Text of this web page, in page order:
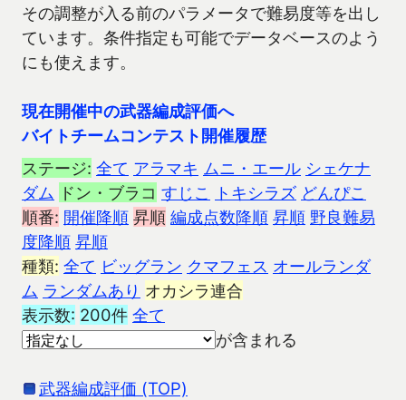
その調整が入る前のパラメータで難易度等を出し
ています。条件指定も可能でデータベースのよう
にも使えます。
現在開催中の武器編成評価へ
バイトチームコンテスト開催履歴
ステージ: 全て アラマキ ムニ・エール シェケナ
ダム ドン・ブラコ すじこ トキシラズ どんぴこ
順番: 開催降順 昇順 編成点数降順 昇順 野良難易
度降順 昇順
種類: 全て ビッグラン クマフェス オールランダ
ム ランダムあり オカシラ連合
表示数: 200件 全て
が含まれる
武器編成評価 (TOP)